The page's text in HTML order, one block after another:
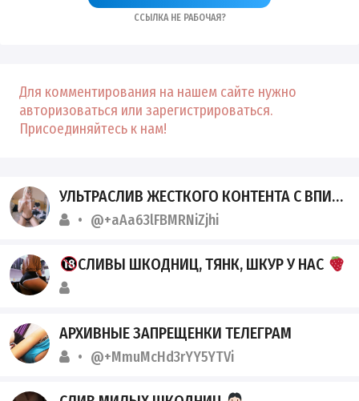
Ссылка не рабочая?
Для комментирования на нашем сайте нужно
авторизоваться или зарегистрироваться.
Присоединяйтесь к нам!
УЛЬТРАСЛИВ ЖЕСТКОГО КОНТЕНТА С ВПИСОК
@+aAa63lFBMRNiZjhi
СЛИВЫ ШКОДНИЦ, ТЯНК, ШКУР У НАС
АРХИВНЫЕ ЗАПРЕЩЕНКИ ТЕЛЕГРАМ
@+MmuMcHd3rYY5YTVi